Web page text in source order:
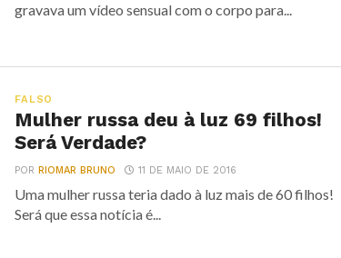
gravava um vídeo sensual com o corpo para...
FALSO
Mulher russa deu à luz 69 filhos!
Será Verdade?
PORRIOMAR BRUNO 11 DE MAIO DE 2016
Uma mulher russa teria dado à luz mais de 60 filhos!
Será que essa notícia é...